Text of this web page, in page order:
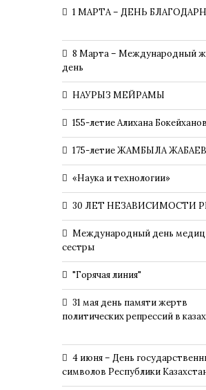
1 МАРТА – ДЕНЬ
8 Марта – Международный
день
НАУРЫЗ МЕЙРАМЫ
155-летие Алихана
175-летие ЖАМБЫЛА
«Наука и технологии»
30 ЛЕТ НЕЗАВИСИМОСТИ
Международный день
сестры
"Горячая линия"
31 мая день памяти жертв
политических репрессий в
4 июня – День
символов Республики